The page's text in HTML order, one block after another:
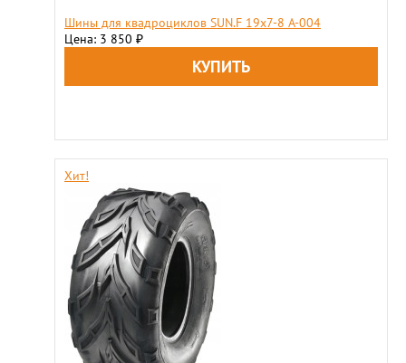
Шины для квадроциклов SUN.F 19х7-8 A-004
Цена: 3 850 ₽
Хит!